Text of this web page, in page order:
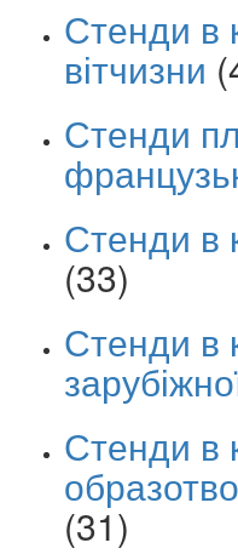
Стенди в
вітчизни
Стенди
Стенди в
(33)
Стенди в
Стенди в
(31)